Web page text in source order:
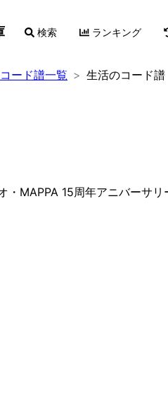
検索 ランキング
ード譜一覧 生活のコード譜
・MAPPA 15周年アニバーサリ